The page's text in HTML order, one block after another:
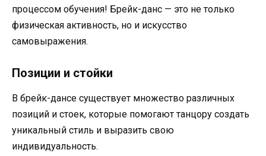
процессом обучения! Брейк-данс — это не только
физическая активность, но и искусство
самовыражения.
Позиции и стойки
В брейк-дансе существует множество различных
позиций и стоек, которые помогают танцору создать
уникальный стиль и выразить свою
индивидуальность.